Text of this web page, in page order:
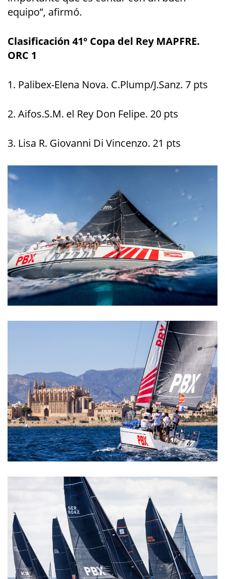
equipo”, afirmó.
Clasificación 41º Copa del Rey MAPFRE.
ORC 1
1. Palibex-Elena Nova. C.Plump/J.Sanz. 7 pts
2. Aifos.S.M. el Rey Don Felipe. 20 pts
3. Lisa R. Giovanni Di Vincenzo. 21 pts